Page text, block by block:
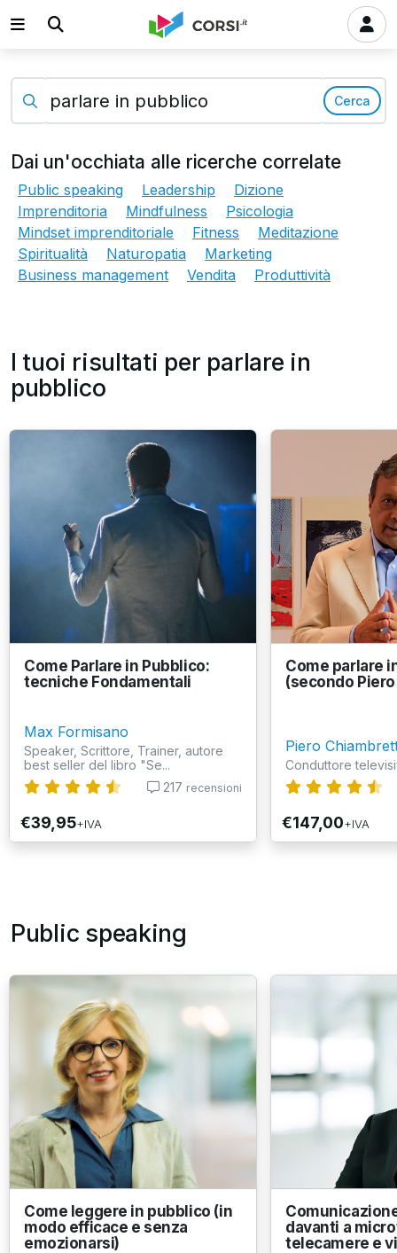
Cerca
Dai un'occhiata alle ricerche correlate
Public speaking Leadership
Dizione
Imprenditoria
Mindfulness
Psicologia
Mindset imprenditoriale
Fitness
Meditazione
Spiritualità
Naturopatia
Marketing
Business management
Vendita Produttività
I tuoi risultati per parlare in
pubblico
Come Parlare in Pubblico:
tecniche Fondamentali
Max Formisano
Speaker, Scrittore, Trainer, autore
best seller del libro "Se...
217 recensioni
€39,95+IVA
Come parlare
(secondo
Piero
Conduttore
€147,00+IVA
Public speaking
Come leggere in pubblico (in
modo efficace e senza
emozionarsi)
davanti a
telecamere e